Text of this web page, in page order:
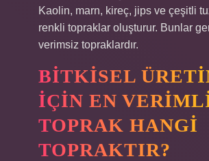
Kaolin, marn, kireç, jips ve çeşitli
renkli topraklar oluşturur. Bunlar
verimsiz topraklardır.
BITKISEL
IÇIN EN
TOPRAK HANGI
TOPRAKTIR?